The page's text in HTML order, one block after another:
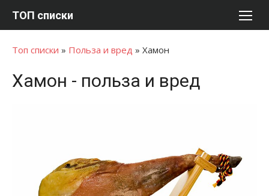
ТОП списки
Топ списки » Польза и вред » Хамон
Хамон - польза и вред